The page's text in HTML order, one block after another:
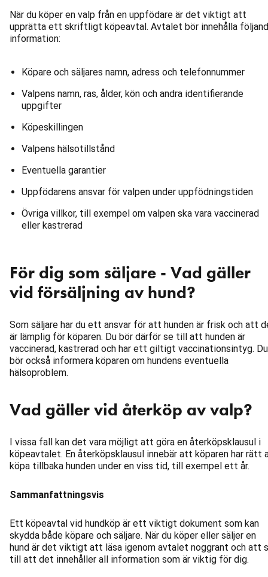
När du köper en valp från en uppfödare är det viktigt att
upprätta ett skriftligt köpeavtal. Avtalet bör innehålla
information:
Köpare och säljares namn, adress och telefonnummer
Valpens namn, ras, ålder, kön och andra identifierande
uppgifter
Köpeskillingen
Valpens hälsotillstånd
Eventuella garantier
Uppfödarens ansvar för valpen under uppfödningstiden
Övriga villkor, till exempel om valpen ska vara vaccinerad
eller kastrerad
För dig som säljare - Vad gäller
vid försäljning av hund?
Som säljare har du ett ansvar för att hunden är frisk och att
är lämplig för köparen. Du bör därför se till att hunden är
vaccinerad, kastrerad och har ett giltigt vaccinationsintyg. Du
bör också informera köparen om hundens eventuella
hälsoproblem.
Vad gäller vid återköp av valp?
I vissa fall kan det vara möjligt att göra en återköpsklausul i
köpeavtalet. En återköpsklausul innebär att köparen har rätt
köpa tillbaka hunden under en viss tid, till exempel ett år.
Sammanfattningsvis
Ett köpeavtal vid hundköp är ett viktigt dokument som kan
skydda både köpare och säljare. När du köper eller säljer en
hund är det viktigt att läsa igenom avtalet noggrant och att
till att det innehåller all information som är viktig för dig.